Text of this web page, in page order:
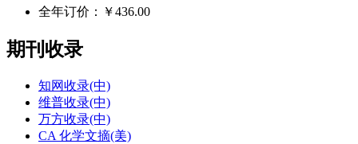
全年订价： ￥436.00
期刊收录
知网收录(中)
维普收录(中)
万方收录(中)
CA 化学文摘(美)